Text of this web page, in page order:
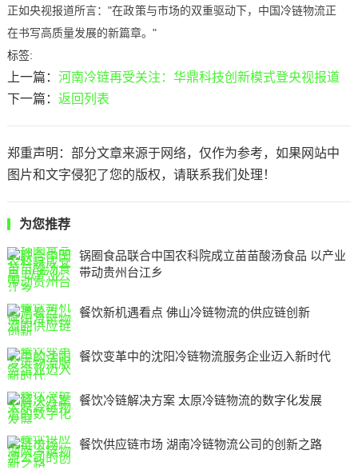
正如央视报道所言："在政策与市场的双重驱动下，中国冷链物流正
在书写高质量发展的新篇章。"
标签:
上一篇： 河南冷链再受关注：华鼎科技创新模式登央视报道
下一篇： 返回列表
郑重声明：部分文章来源于网络，仅作为参考，如果网站中
图片和文字侵犯了您的版权，请联系我们处理！
为您推荐
锅圈食品联合中国农科院成立苗苗酸汤食品 以产业
带动贵州台江乡
餐饮新机遇看点 佛山冷链物流的供应链创新
餐饮变革中的沈阳冷链物流服务企业迈入新时代
餐饮冷链解决方案 太原冷链物流的数字化发展
餐饮供应链市场 湖南冷链物流公司的创新之路